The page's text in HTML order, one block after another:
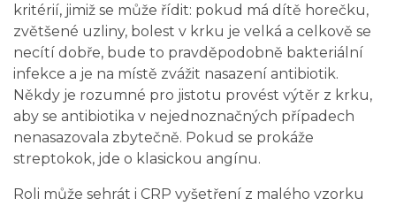
kritérií, jimiž se může řídit: pokud má dítě horečku,
zvětšené uzliny, bolest v krku je velká a celkově se
necítí dobře, bude to pravděpodobně bakteriální
infekce a je na místě zvážit nasazení antibiotik.
Někdy je rozumné pro jistotu provést výtěr z krku,
aby se antibiotika v nejednoznačných případech
nenasazovala zbytečně. Pokud se prokáže
streptokok, jde o klasickou angínu.
Roli může sehrát i CRP vyšetření z malého vzorku